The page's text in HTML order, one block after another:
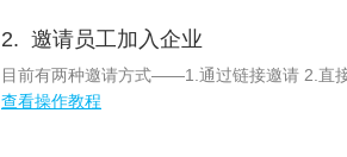
2. 邀请员工加入企业
目前有两种邀请方式——1.通过链接邀请 2.直
查看操作教程